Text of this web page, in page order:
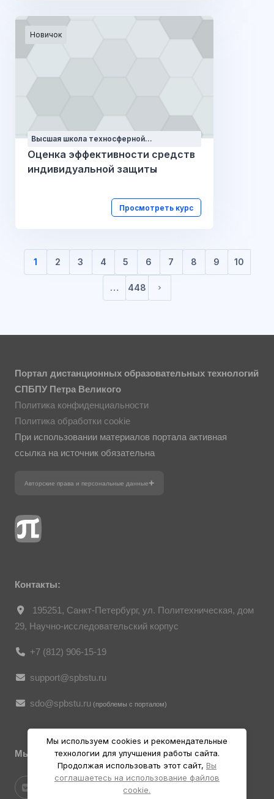
Новичок
Высшая школа техносферной
безопасности
Оценка эффективности средств
индивидуальной защиты
Просмотреть курс
1
(текущая)
2 3 4 5 6 7 8 9 10
… 448
Портал дистанционных образовательных технологий
СПБПУ Петра Великого
Политика конфиденциальности
Политика обработки cookie
При использовании материалов портала активная
ссылка на источник обязательна
Авторские права и персональные данные
Фотографии размещены с согласия
о персональных данных. Согласно
гражданина», все фотоматериалы
Контакты:
195251, Санкт-Петербург, ул. Политехническая, дом
29, Научно-исследовательский корпус
+7 (812) 906-15-19
support@spbstu.ru
sdo@spbstu.ru (проблемы с порталом)
Мы в социальных ресурсах
Мы используем cookies и рекомендательные
технологии для улучшения работы сайта.
Продолжая использовать этот сайт, Вы
соглашаетесь на использование файлов
cookie.